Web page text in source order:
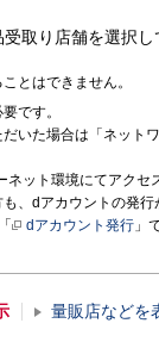
取り店舗を選択し
とはできません。
です。
だいた場合は「ネット
ネット環境にてアク
、dアカウントの発行
dアカウント発行 」
量販店などを